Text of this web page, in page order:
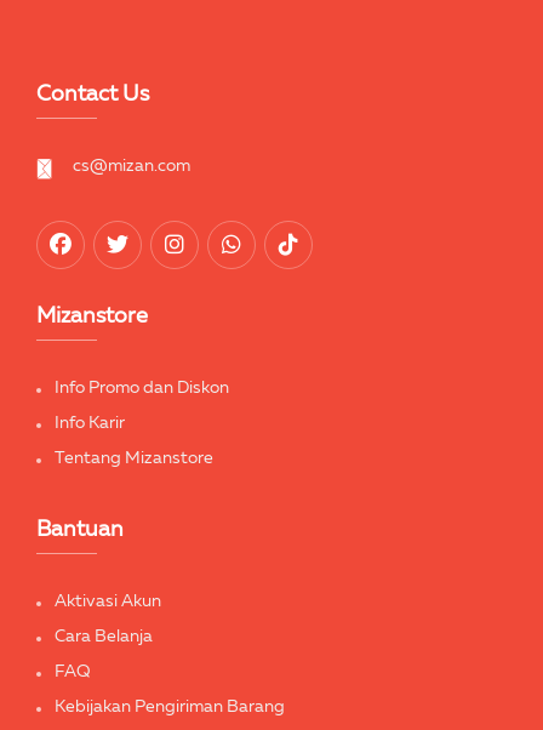
Contact Us
cs@mizan.com
Mizanstore
Info Promo dan Diskon
Info Karir
Tentang Mizanstore
Bantuan
Aktivasi Akun
Cara Belanja
FAQ
Kebijakan Pengiriman Barang